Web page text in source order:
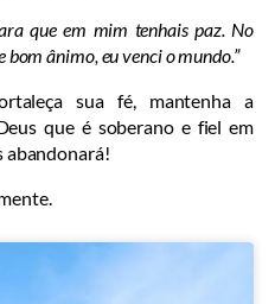
que em mim tenhais paz. No
ânimo, eu venci o mundo.”
sua fé, mantenha a
que é soberano e fiel em
abandonará!